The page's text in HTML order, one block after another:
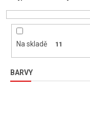
Na skladě 11
BARVY